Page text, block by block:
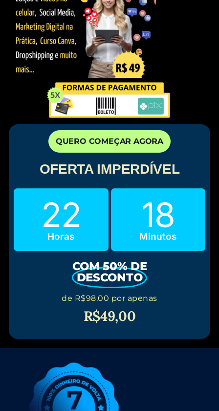
QUERO COMEÇAR AGORA
OFERTA IMPERDÍVEL
22
Horas
18
Minutos
COM 50% DE
DESCONTO
de R$98,00 por apenas
R$49,00